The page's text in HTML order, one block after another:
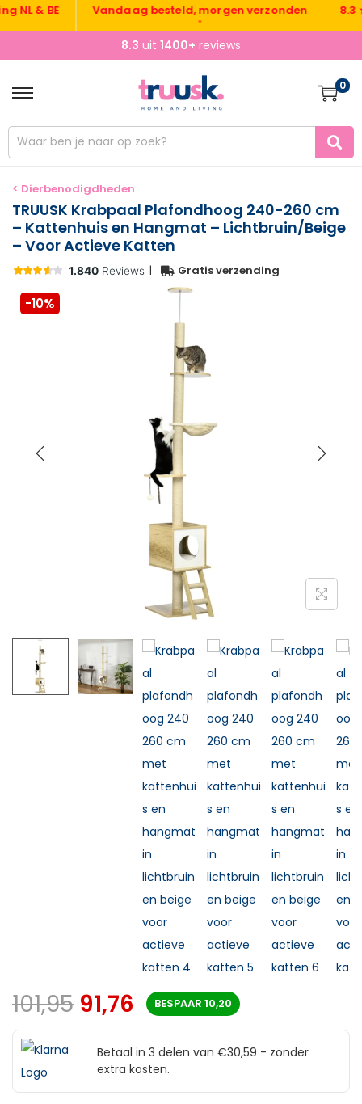
& BE Vandaag besteld, morgen verzonden 8.3 ★
8.3 uit 1400+ reviews
0
< Dierbenodigdheden
TRUUSK Krabpaal Plafondhoog 240-260 cm
– Kattenhuis en Hangmat – Lichtbruin/Beige
– Voor Actieve Katten
| Gratis verzending
-10%
101,95 91,76 BESPAAR 10,20
Betaal in 3 delen van €30,59 - zonder
extra kosten.